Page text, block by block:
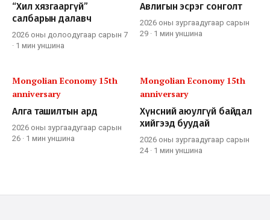
“Хил хязгааргүй”
салбарын далавч
2026 оны долоодугаар сарын 7
· 1 мин уншина
Авлигын эсрэг сонголт
2026 оны зургаадугаар сарын
29 · 1 мин уншина
Mongolian Economy 15th
anniversary
Алга ташилтын ард
2026 оны зургаадугаар сарын
26 · 1 мин уншина
Mongolian Economy 15th
anniversary
Хүнсний аюулгүй байдал
хийгээд буудай
2026 оны зургаадугаар сарын
24· 1 мин уншина